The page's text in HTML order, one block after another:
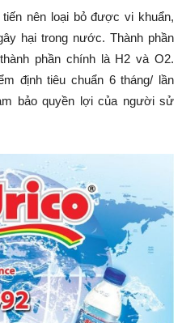
nên loại bỏ được vi khuẩn,
hại trong nước. Thành phần
phần chính là H2 và O2.
định tiêu chuẩn 6 tháng/ lần
bảo quyền lợi của người sử